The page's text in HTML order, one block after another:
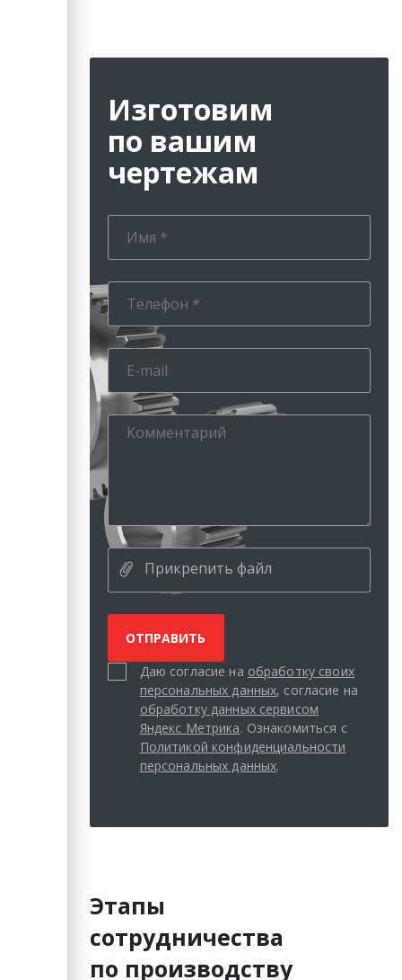
Изготовим
по вашим
чертежам
Прикрепить файл
Даю согласие на обработку своих
персональных данных, согласие на
обработку данных сервисом
Яндекс Метрика. Ознакомиться с
Политикой конфиденциальности
персональных данных.
Этапы
сотрудничества
по производству